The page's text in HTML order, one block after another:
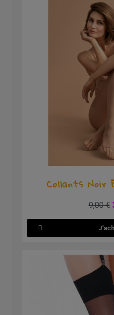
Collants Noir
9,00 €